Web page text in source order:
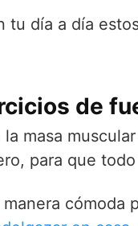
tu día a día
de
masa
para que
cómoda